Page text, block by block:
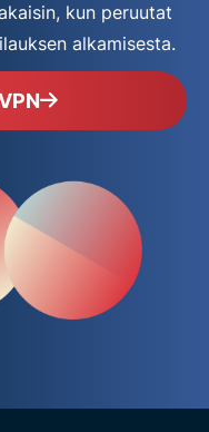
kun peruutat
alkamisesta.